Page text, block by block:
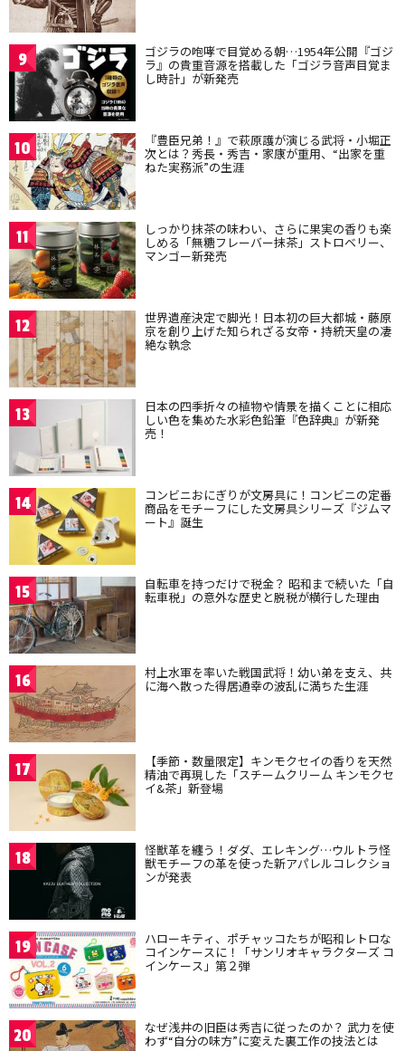
9 ゴジラの咆哮で目覚める朝…1954年公開『ゴジ
ラ』の貴重音源を搭載した「ゴジラ音声目覚ま
し時計」が新発売
10 『豊臣兄弟！』で萩原護が演じる武将・小堀正
次とは？秀長・秀吉・家康が重用、“出家を重
ねた実務派”の生涯
11 しっかり抹茶の味わい、さらに果実の香りも楽
しめる「無糖フレーバー抹茶」ストロベリー、
マンゴー新発売
12 世界遺産決定で脚光！日本初の巨大都城・藤原
京を創り上げた知られざる女帝・持統天皇の凄
絶な執念
13 日本の四季折々の植物や情景を描くことに相応
しい色を集めた水彩色鉛筆『色辞典』が新発
売！
14 コンビニおにぎりが文房具に！コンビニの定番
商品をモチーフにした文房具シリーズ『ジムマ
ート』誕生
15 自転車を持つだけで税金？ 昭和まで続いた「自
転車税」の意外な歴史と脱税が横行した理由
16 村上水軍を率いた戦国武将！幼い弟を支え、共
に海へ散った得居通幸の波乱に満ちた生涯
17 【季節・数量限定】キンモクセイの香りを天然
精油で再現した「スチームクリーム キンモクセ
イ&茶」新登場
18 怪獣革を纏う！ダダ、エレキング…ウルトラ怪
獣モチーフの革を使った新アパレルコレクショ
ンが発表
19 ハローキティ、ポチャッコたちが昭和レトロな
コインケースに！「サンリオキャラクターズ コ
インケース」第２弾
20 なぜ浅井の旧臣は秀吉に従ったのか？ 武力を使
わず“自分の味方”に変えた裏工作の技法とは